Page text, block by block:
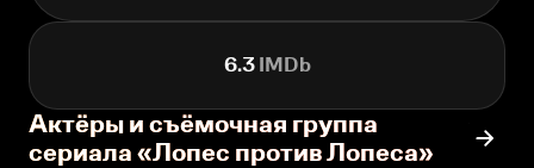
6.3IMDb
Актёры и съёмочная группа
сериала «Лопес против Лопеса»